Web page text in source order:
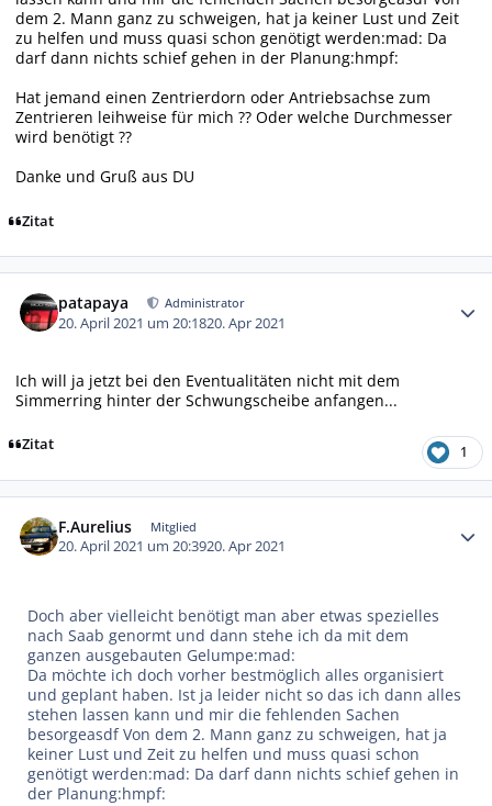
dem 2. Mann ganz zu schweigen, hat ja keiner Lust und Zeit
zu helfen und muss quasi schon genötigt werden:mad: Da
darf dann nichts schief gehen in der Planung:hmpf:
Hat jemand einen Zentrierdorn oder Antriebsachse zum
Zentrieren leihweise für mich ?? Oder welche Durchmesser
wird benötigt ??
Danke und Gruß aus DU
Zitat
patapaya Administrator
20. April 2021 um 20:1820. Apr 2021
Ich will ja jetzt bei den Eventualitäten nicht mit dem
Simmerring hinter der Schwungscheibe anfangen...
Zitat 1
F.Aurelius Mitglied
20. April 2021 um 20:3920. Apr 2021
Doch aber vielleicht benötigt man aber etwas spezielles
nach Saab genormt und dann stehe ich da mit dem
ganzen ausgebauten Gelumpe:mad:
Da möchte ich doch vorher bestmöglich alles organisiert
und geplant haben. Ist ja leider nicht so das ich dann alles
stehen lassen kann und mir die fehlenden Sachen
besorgeasdf Von dem 2. Mann ganz zu schweigen, hat ja
keiner Lust und Zeit zu helfen und muss quasi schon
genötigt werden:mad: Da darf dann nichts schief gehen in
der Planung:hmpf: